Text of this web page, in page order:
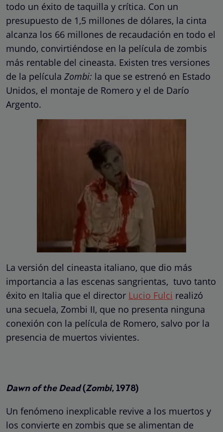
todo un éxito de taquilla y crítica. Con un
presupuesto de 1,5 millones de dólares, la cinta
alcanza los 66 millones de recaudación en todo el
mundo, convirtiéndose en la película de zombis
más rentable del cineasta. Existen tres versiones
de la película Zombi: la que se estrenó en Estado
Unidos, el montaje de Romero y el de Darío
Argento.
La versión del cineasta italiano, que dio más
importancia a las escenas sangrientas, tuvo tanto
éxito en Italia que el director Lucio Fulci realizó
una secuela, Zombi II, que no presenta ninguna
conexión con la película de Romero, salvo por la
presencia de muertos vivientes.
Dawn of the Dead(Zombi, 1978)
Un fenómeno inexplicable revive a los muertos y
los convierte en zombis que se alimentan de